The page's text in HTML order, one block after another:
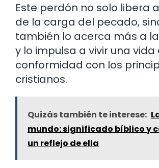
Este perdón no solo libera
de la carga del pecado,
también lo acerca más a
y lo impulsa a vivir una vida
conformidad con los
cristianos.
Quizás también te interese:
mundo: significado bíblico y
un reflejo de ella